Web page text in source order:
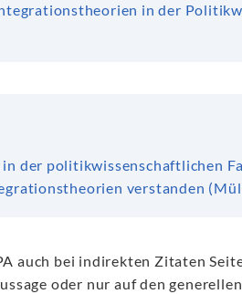
in der
der politikwissenschaftlichen
verstanden
auch bei indirekten Zitaten
oder nur auf den